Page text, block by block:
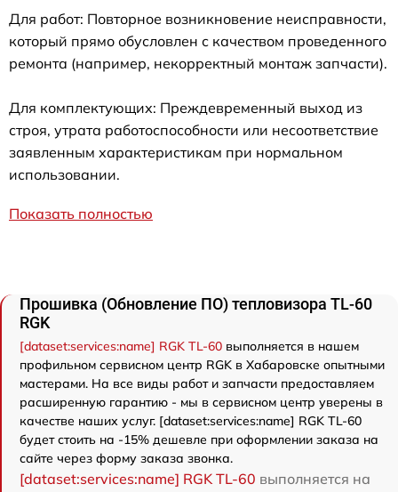
Для работ: Повторное возникновение неисправности,
который прямо обусловлен с качеством проведенного
ремонта (например, некорректный монтаж запчасти).
Для комплектующих: Преждевременный выход из
строя, утрата работоспособности или несоответствие
заявленным характеристикам при нормальном
использовании.
Показать полностью
Прошивка (Обновление ПО) тепловизора TL-60
RGK
[dataset:services:name] RGK TL-60 выполняется в нашем
профильном сервисном центр RGK в Хабаровске опытными
мастерами. На все виды работ и запчасти предоставляем
расширенную гарантию - мы в сервисном центр уверены в
качестве наших услуг. [dataset:services:name] RGK TL-60
будет стоить на -15% дешевле при оформлении заказа на
сайте через форму заказа звонка.
[dataset:services:name] RGK TL-60 выполняется на